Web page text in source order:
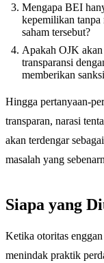
Mengapa BEI
kepemilikan tanpa
saham tersebut?
Apakah OJK
transparansi
memberikan
Hingga pertanyaan-
transparan, narasi
akan terdengar
masalah yang
Siapa yang
Ketika otoritas
menindak praktik